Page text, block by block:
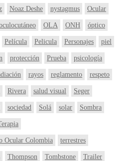
Noaz Deshe nystagmus Ocular
OLA ONH óptico
Película Pelicula Personajes piel
protección Prueba psicología
rayos reglamento respeto
Rivera salud visual Seger
sociedad Solá solar Sombra
Ocular Colombia terrestres
Thompson Tombstone Trailer